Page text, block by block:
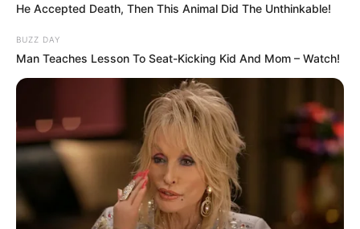
He Accepted Death, Then This Animal Did The Unthinkable!
BUZZ DAY
Man Teaches Lesson To Seat-Kicking Kid And Mom – Watch!